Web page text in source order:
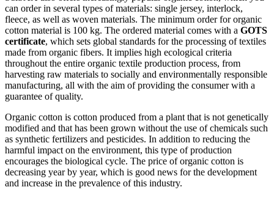
can order in several types of materials: single jersey, interlock,
fleece, as well as woven materials. The minimum order for organic
cotton material is 100 kg. The ordered material comes with a GOTS
certificate, which sets global standards for the processing of textiles
made from organic fibers. It implies high ecological criteria
throughout the entire organic textile production process, from
harvesting raw materials to socially and environmentally responsible
manufacturing, all with the aim of providing the consumer with a
guarantee of quality.
Organic cotton is cotton produced from a plant that is not genetically
modified and that has been grown without the use of chemicals such
as synthetic fertilizers and pesticides. In addition to reducing the
harmful impact on the environment, this type of production
encourages the biological cycle. The price of organic cotton is
decreasing year by year, which is good news for the development
and increase in the prevalence of this industry.